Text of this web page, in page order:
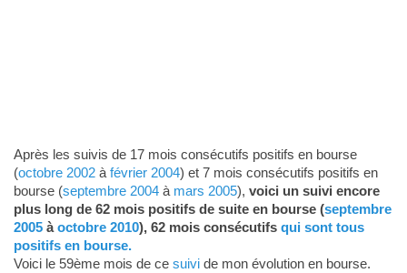
Après les suivis de 17 mois consécutifs positifs en bourse
(octobre 2002à février 2004) et 7 mois consécutifs positifs en
bourse (septembre 2004à mars 2005), voici un suivi encore
plus long de 62 mois positifs de suite en bourse (septembre
2005àoctobre 2010), 62 mois consécutifs qui sont tous
positifs en bourse.
Voici le 59ème mois de ce suivide mon évolution en bourse.